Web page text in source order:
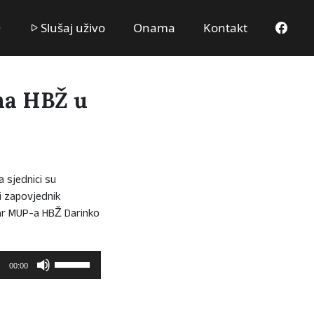
Slušaj uživo Onama Kontakt
HBŽ u
sjednici su
zapovjednik
a HBŽ Darinko
00:00